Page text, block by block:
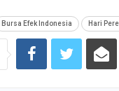
Bursa Efek Indonesia Hari